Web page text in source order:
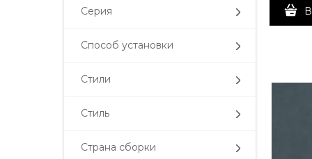
Серия
Способ установки
Стили
Стиль
Страна сборки